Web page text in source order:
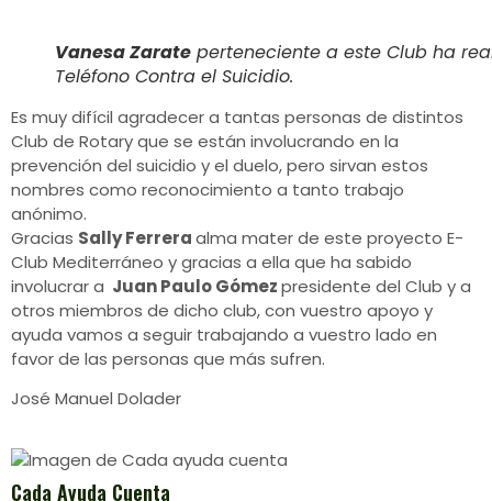
Vanesa Zarate perteneciente a este Club ha
Teléfono Contra el Suicidio.
Es muy difícil agradecer a tantas personas de distintos
Club de Rotary que se están involucrando en la
prevención del suicidio y el duelo, pero sirvan estos
nombres como reconocimiento a tanto trabajo
anónimo.
Gracias Sally Ferreraalma mater de este proyecto E-
Club Mediterráneo y gracias a ella que ha sabido
involucrar a Juan Paulo Gómezpresidente del Club y a
otros miembros de dicho club, con vuestro apoyo y
ayuda vamos a seguir trabajando a vuestro lado en
favor de las personas que más sufren.
José Manuel Dolader
Cada Ayuda Cuenta